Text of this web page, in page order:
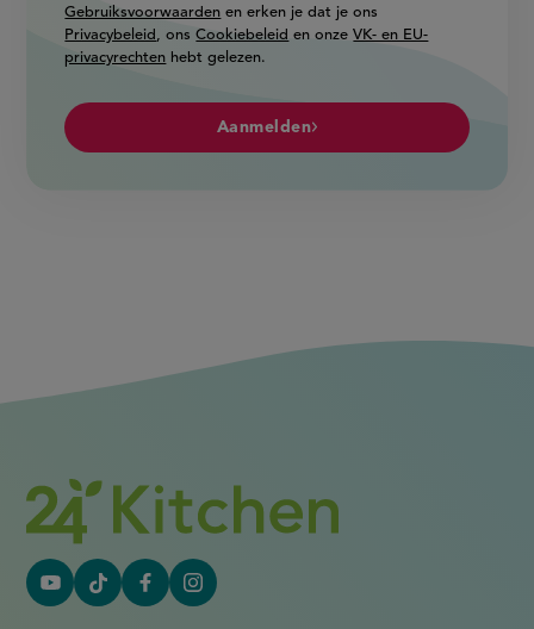
Gebruiksvoorwaarden en erken je dat je ons
Privacybeleid , onsCookiebeleid en onzeVK- en EU-
privacyrechten hebt gelezen.
Aanmelden
YouTubeTiktokFacebookInstagram